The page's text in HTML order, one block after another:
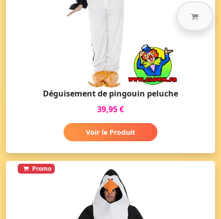
Déguisement de pingouin peluche
39,95 €
Voir le Produit
Promo